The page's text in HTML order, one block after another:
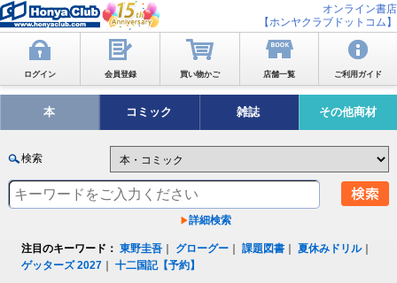
オンライン書店
【ホンヤクラブドットコム】
ログイン 会員登録 買い物かご 店舗一覧 ご利用ガイド
本 コミック 雑誌 その他商材
検索
詳細検索
注目のキーワード： 東野圭吾 グローグー ｜課題図書 ｜夏休みドリル｜
ゲッターズ 2027 ｜十二国記【予約】